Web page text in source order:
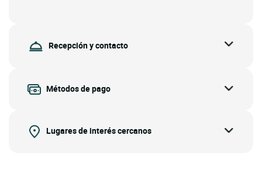
Recepción y contacto
Métodos de pago
Lugares de interés cercanos